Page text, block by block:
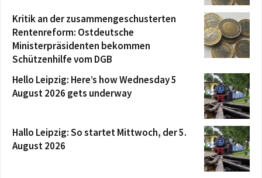
Kritik an der zusammengeschusterten
Rentenreform: Ostdeutsche
Ministerpräsidenten bekommen
Schützenhilfe vom DGB
Hello Leipzig: Here’s how Wednesday 5
August 2026 gets underway
Hallo Leipzig: So startet Mittwoch, der 5.
August 2026